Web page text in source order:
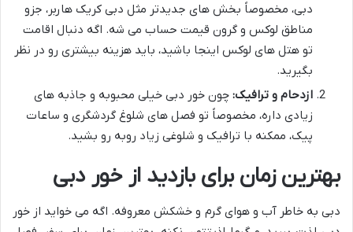
دبی، مخصوصاً بخش های جدیدتر مثل دبی کریک هاربر، جزو
مناطق لوکس و گرون قیمت حساب می شه. اگه دنبال اقامت
تو هتل های لوکس اینجا باشید، باید هزینه بیشتری رو در نظر
بگیرید.
ازدحام و ترافیک: چون خور دبی خیلی محبوبه و جاذبه های
زیادی داره، مخصوصاً تو فصل های شلوغ گردشگری و ساعات
پیک، ممکنه با ترافیک و شلوغی زیاد روبه رو بشید.
بهترین زمان برای بازدید از خور دبی
دبی به خاطر آب و هوای گرم و خشکش معروفه. اگه می خواید از خور